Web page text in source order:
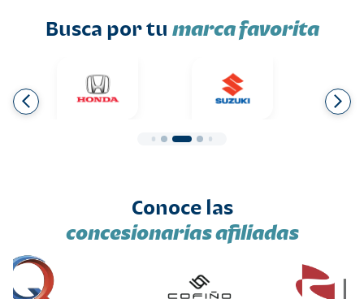
Busca por tu marca favorita
Conoce las
concesionarias afiliadas